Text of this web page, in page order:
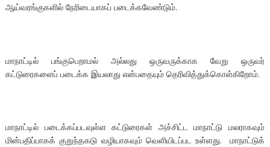
ஆய்வரங்குகளில் நேரிடையாகப் படைக்கவேண்டும்.
மாநாட்டில் பங்குபெறாமல் அல்லது ஒருவருக்காக வேறு ஒருவர்
கட்டுரைகளைப் படைக்க இயலாது என்பதையும் தெரிவித்துக்கொள்கிறோம்.
மாநாட்டில் படைக்கப்படவுள்ள கட்டுரைகள் அச்சிட்ட மாநாட்டு மலராகவும்
மின்பதிப்பாகக் குறுந்தகடு வழியாகவும் வெளியிடப்பட உள்ளது. மாநாட்டுக்